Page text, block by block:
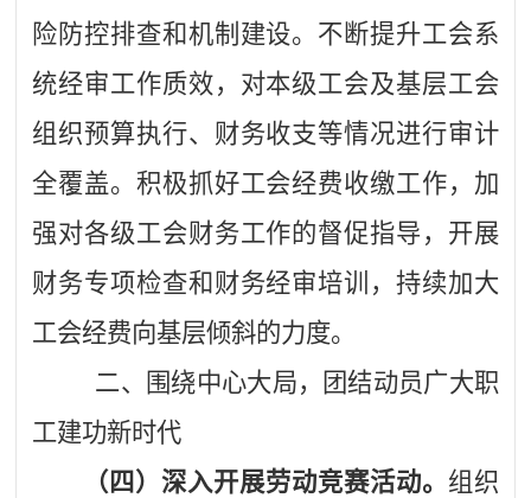
险防控排查和机制建设。不断提升工会系
统经审工作质效，对本级工会及基层工会
组织预算执行、财务收支等情况进行审计
全覆盖。积极抓好工会经费收缴工作，加
强对各级工会财务工作的督促指导，开展
财务专项检查和财务经审培训，持续加大
工会经费向基层倾斜的力度。
二、围绕中心大局，团结动员广大职
工建功新时代
（四）深入开展劳动竞赛活动。 组织